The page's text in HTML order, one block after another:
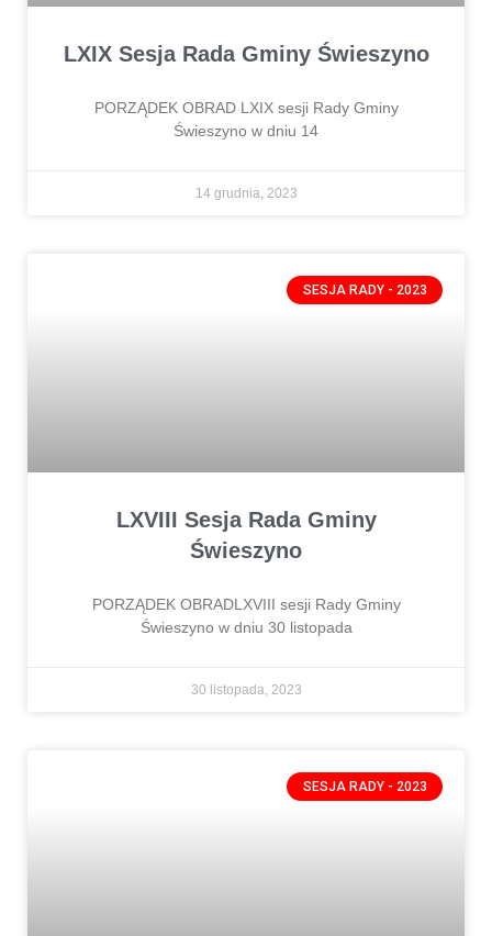
LXIX Sesja Rada Gminy Świeszyno
PORZĄDEK OBRAD LXIX sesji Rady Gminy
Świeszyno w dniu 14
14 grudnia, 2023
SESJA RADY - 2023
LXVIII Sesja Rada Gminy
Świeszyno
PORZĄDEK OBRADLXVIII sesji Rady Gminy
Świeszyno w dniu 30 listopada
30 listopada, 2023
SESJA RADY - 2023